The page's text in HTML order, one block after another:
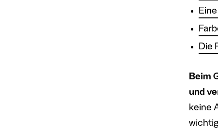
Die
Beim
und
keine